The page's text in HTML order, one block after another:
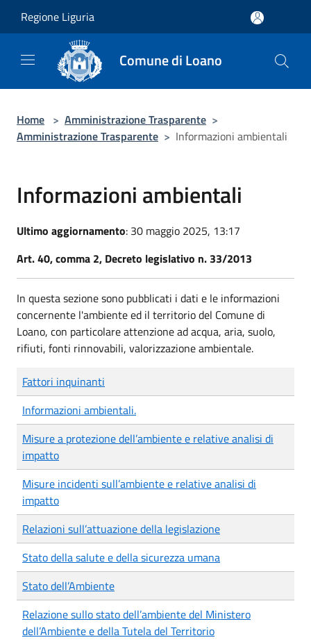
Regione Liguria
Comune di Loano
Home > Amministrazione Trasparente >
Amministrazione Trasparente > Informazioni ambientali
Informazioni ambientali
Ultimo aggiornamento: 30 maggio 2025, 13:17
Art. 40, comma 2, Decreto legislativo n. 33/2013
In questa sezione sono pubblicati i dati e le informazioni
concernente l'ambiente ed il territorio del Comune di
Loano, con particolare attenzione ad acqua, aria, suolo,
rifiuti, fonti rinnovabili, valorizzazione ambientale.
Fattori inquinanti
Informazioni ambientali.
Misure a protezione dell’ambiente e relative analisi di
impatto
Misure incidenti sull’ambiente e relative analisi di
impatto
Relazioni sull’attuazione della legislazione
Stato della salute e della sicurezza umana
Stato dell’Ambiente
Relazione sullo stato dell’ambiente del Ministero
dell’Ambiente e della Tutela del Territorio